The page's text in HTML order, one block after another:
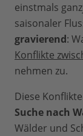
einstmals
saisonaler
gravierend:
Konflikte
nehmen zu.
Diese
Suche nach
Wälder und